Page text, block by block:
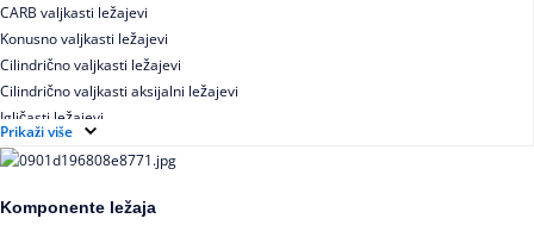
CARB valjkasti ležajevi
Konusno valjkasti ležajevi
Cilindrično valjkasti ležajevi
Cilindrično valjkasti aksijalni ležajevi
Igličasti ležajevi
Igličasti aksijalni ležajevi
Buričasti ležajevi
Buričasti zaptiveni ležajevi
Buričasti aksijalni ležajevi
Prikaži više
Komponente ležaja